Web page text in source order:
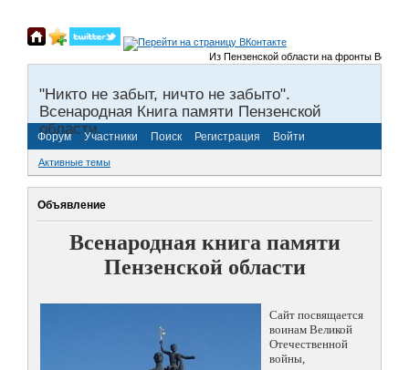
Из Пензенской области на фронты Великой
"Никто не забыт, ничто не забыто".
Всенародная Книга памяти Пензенской
области.
Форум Участники Поиск Регистрация Войти
Активные темы
Объявление
Всенародная книга памяти
Пензенской области
Сайт посвящается
воинам Великой
Отечественной
войны,